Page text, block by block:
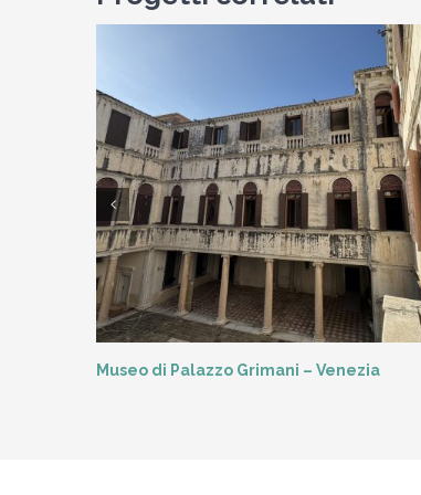
Museo di Palazzo Grimani – Venezia